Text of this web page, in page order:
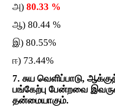
அ) 80.33 %
ஆ) 80.44 %
இ) 80.55%
ஈ) 73.44%
7. சுய வெளிப்பாடு,
பங்கேற்பு பேன்றவை
தன்மையாகும்.